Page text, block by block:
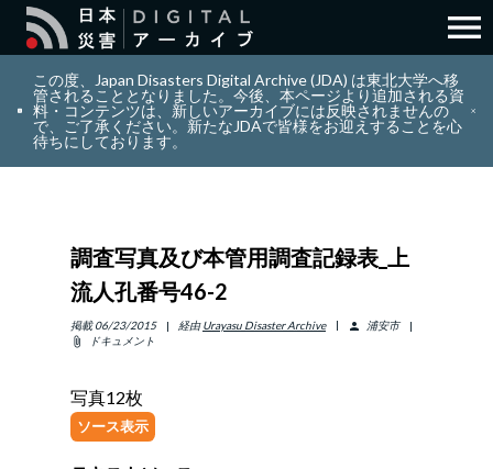
search 検索
layers コレクション
info_outline リソース
アバウト
ENGLISH
menu
この度、Japan Disasters Digital Archive (JDA) は東北大学へ移
管されることとなりました。今後、本ページより追加される資
料・コンテンツは、新しいアーカイブには反映されませんの
で、ご了承ください。新たなJDAで皆様をお迎えすることを心
待ちにしております。
調査写真及び本管用調査記録表_上
流人孔番号46-2
掲載 06/23/2015 経由 Urayasu Disaster Archive person
浦安市
attach_file
ドキュメント
写真12枚
ソース表示